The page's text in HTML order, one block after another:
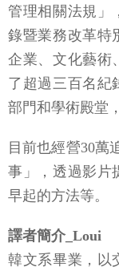
管理相關法規」
錄暨業務改革特
企業、文化藝術
了超過三百名紀
部門和學術殿堂
目前也經營30萬
事」，透過影片
早起的方法等。
譯者簡介_Loui
韓文系畢業，以